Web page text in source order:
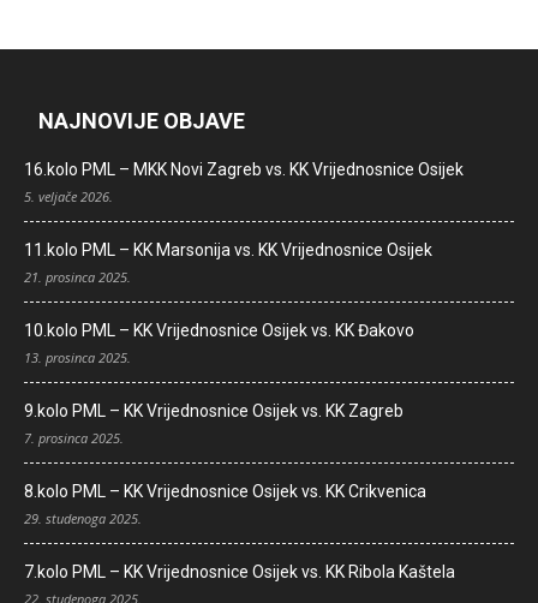
NAJNOVIJE OBJAVE
16.kolo PML – MKK Novi Zagreb vs. KK Vrijednosnice Osijek
5. veljače 2026.
11.kolo PML – KK Marsonija vs. KK Vrijednosnice Osijek
21. prosinca 2025.
10.kolo PML – KK Vrijednosnice Osijek vs. KK Đakovo
13. prosinca 2025.
9.kolo PML – KK Vrijednosnice Osijek vs. KK Zagreb
7. prosinca 2025.
8.kolo PML – KK Vrijednosnice Osijek vs. KK Crikvenica
29. studenoga 2025.
7.kolo PML – KK Vrijednosnice Osijek vs. KK Ribola Kaštela
22. studenoga 2025.